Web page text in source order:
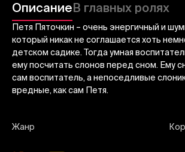
ОписаниеВ главных ролях
Петя Пяточкин – очень энергичный и
который никак не соглашается хоть
детском садике. Тогда умная
ему посчитать слонов перед сном. Ему
сам воспитатель, а непоседливые
вредные, как сам Петя.
Жанр